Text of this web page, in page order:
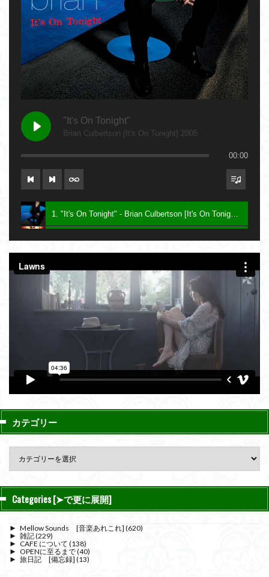
"It's On Tonight"
Brian Culbertson [It's On Tonight] 2005
00:00
カテゴリー
Categories [➤で更に展開]
► Mellow Sounds [音楽あれこれ] (620)
► 雑記(229)
► CAFE について (138)
► OPENに至るまで(40)
► 旅日記 [備忘録] (13)